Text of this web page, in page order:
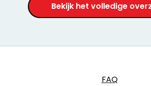
Bekijk het volledige
FAQ